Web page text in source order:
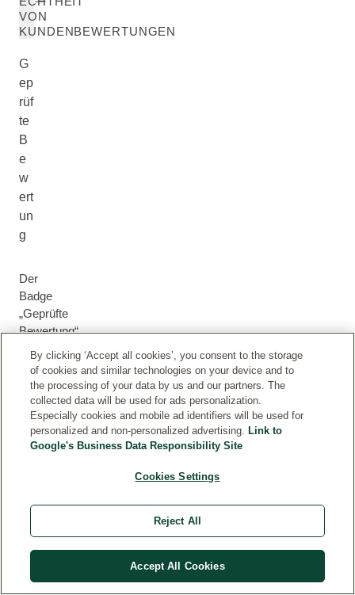
VON
KUNDENBEWERTUNGEN
G
ep
rüf
te
B
e
w
ert
un
g
Der
Badge
„Geprüfte
Bewertung“
stellt
sicher,
dass
die
Bewertung
von
einem
wurde,
das
Produkt
über
By clicking ‘Accept all cookies’, you consent to the storage
of cookies and similar technologies on your device and to
the processing of your data by us and our partners. The
collected data will be used for ads personalization.
Especially cookies and mobile ad identifiers will be used for
personalized and non-personalized advertising. Link to
Google's Business Data Responsibility Site
Cookies Settings
Reject All
Accept All Cookies